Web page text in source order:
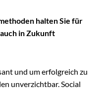
halten Sie für
in Zukunft
und um erfolgreich zu
unverzichtbar. Social